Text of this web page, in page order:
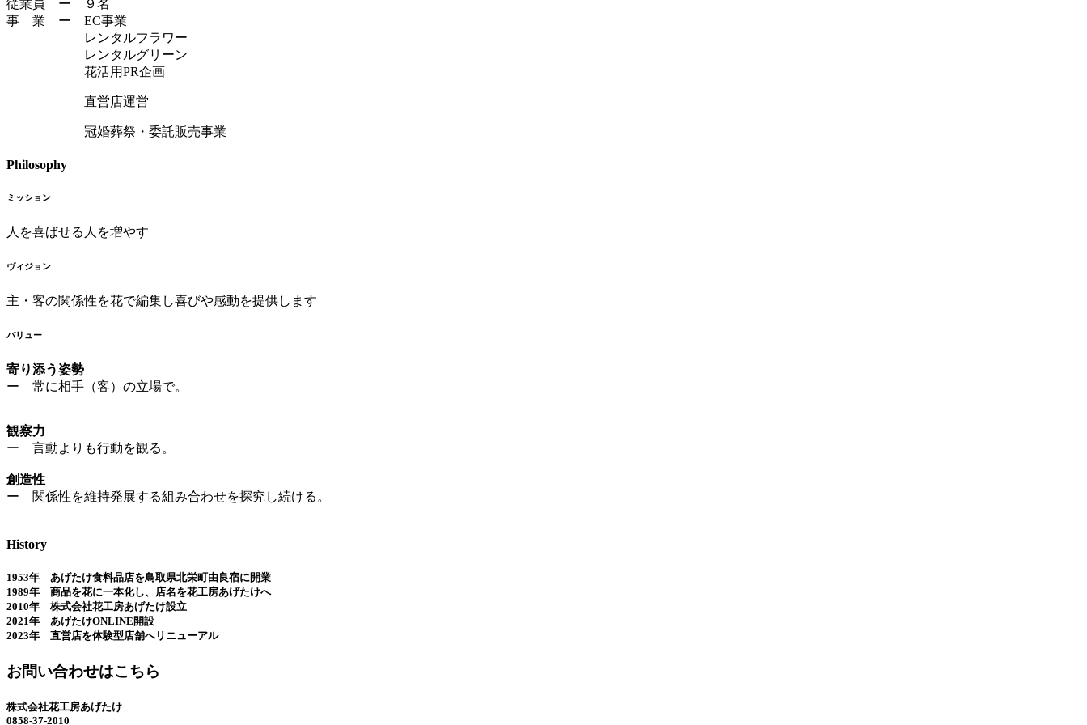
従業員 ー ９名
事 業 ー EC事業
レンタルフラワー
レンタルグリーン
花活用PR企画
直営店運営
冠婚葬祭・委託販売事業
Philosophy
ミッション
人を喜ばせる人を増やす
ヴィジョン
主・客の関係性を花で編集し喜びや感動を提供します
バリュー
寄り添う姿勢
ー 常に相手（客）の立場で。
観察力
ー 言動よりも行動を観る。
創造性
ー 関係性を維持発展する組み合わせを探究し続ける。
History
1953年 あげたけ食料品店を鳥取県北栄町由良宿に開業
1989年 商品を花に一本化し、店名を花工房あげたけへ
2010年 株式会社花工房あげたけ設立
2021年 あげたけONLINE開設
2023年 直営店を体験型店舗へリニューアル
お問い合わせはこちら
株式会社花工房あげたけ
0858-37-2010